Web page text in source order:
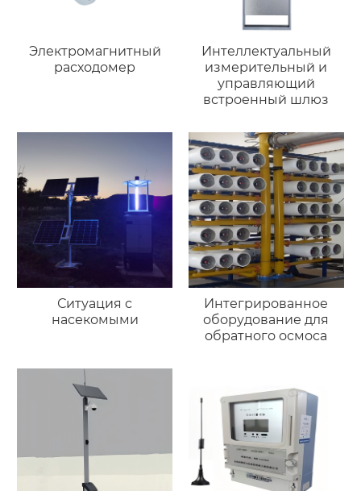
Электромагнитный
расходомер
Интеллектуальный
измерительный и
управляющий
встроенный шлюз
Ситуация с
насекомыми
Интегрированное
оборудование для
обратного осмоса